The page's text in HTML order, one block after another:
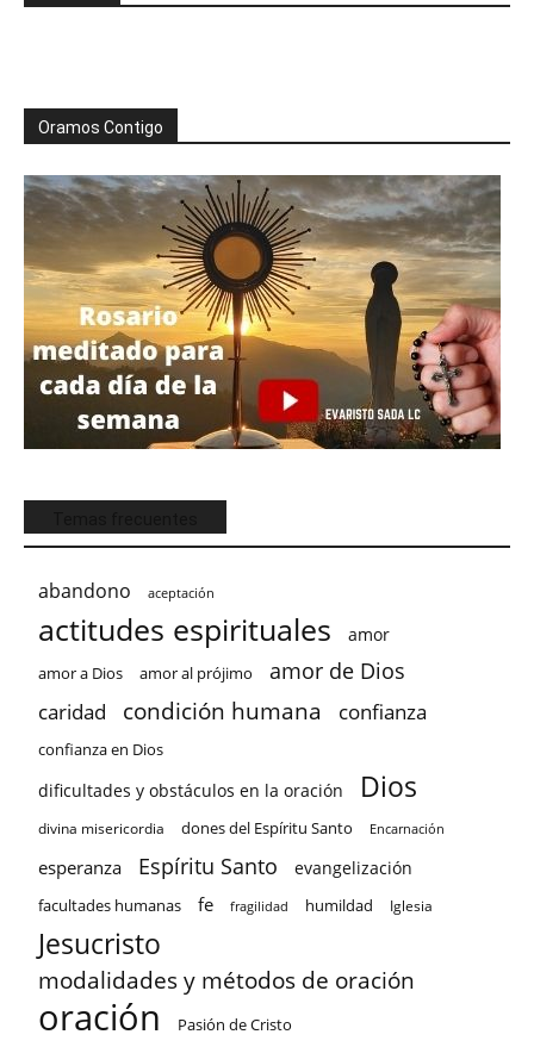
Oramos Contigo
abandono aceptación
actitudes espirituales amor
amor a Dios amor al prójimo amor de Dios
caridad condición humana confianza
confianza en Dios
dificultades y obstáculos en la oración Dios
divina misericordia dones del Espíritu Santo Encarnación
esperanza Espíritu Santo evangelización
facultades humanas fe fragilidad humildad Iglesia
Jesucristo
modalidades y métodos de oración
oración Pasión de Cristo